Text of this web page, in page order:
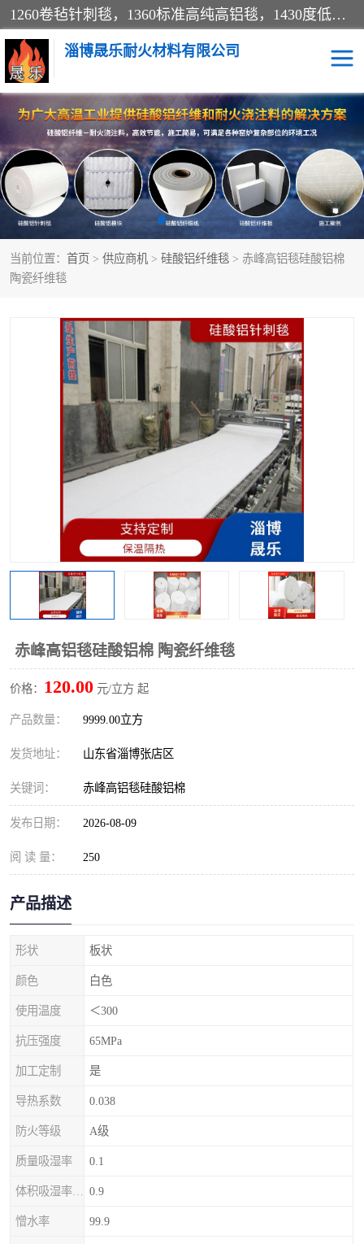
1260卷毡针刺毯，1360标准高纯高铝毯，1430度低锆锆铝含锆毯，普通挡渣棉卷毡，防火纸、挡火板、隔热垫片模块、棉块、折叠块、散棉高温固化剂价格规格密度多少钱图片视频立方平米参数指标
淄博晟乐耐火材料有限公司
当前位置： 首页 > 供应商机 > 硅酸铝纤维毯 > 赤峰高铝毯硅酸铝棉
陶瓷纤维毯
赤峰高铝毯硅酸铝棉 陶瓷纤维毯
价格： 120.00 元/立方 起
产品数量： 9999.00立方
发货地址： 山东省淄博张店区
关键词： 赤峰高铝毯硅酸铝棉
发布日期： 2026-08-09
阅 读 量： 250
产品描述
形状 板状
颜色 白色
使用温度 ＜300
抗压强度 65MPa
加工定制 是
导热系数 0.038
防火等级 A级
质量吸湿率 0.1
0.9
憎水率 99.9
硅酸铝挡渣棉 硅酸铝纤维纸
硅酸铝挡火板 高铝毯
含锆毯 硅酸铝折叠块
硅酸铝散棉 硅酸铝纤维毯
硅酸铝纤维毡 硅酸铝模块
硅酸铝保温棉 硅酸铝板